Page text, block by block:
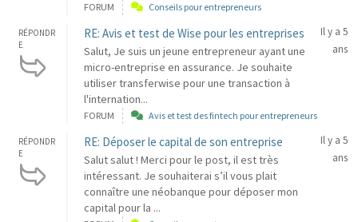
FORUM Conseils pour entrepreneurs
RÉPONDR
E
RE: Avis et test de Wise pour les entreprises
Salut, Je suis un jeune entrepreneur ayant une
micro-entreprise en assurance. Je souhaite
utiliser transferwise pour une transaction à
l'internation...
Il y a 5
ans
FORUM Avis et test des fintech pour entrepreneurs
RÉPONDR
E
RE: Déposer le capital de son entreprise
Salut salut ! Merci pour le post, il est très
intéressant. Je souhaiterai s’il vous plait
connaître une néobanque pour déposer mon
capital pour la ...
Il y a 5
ans